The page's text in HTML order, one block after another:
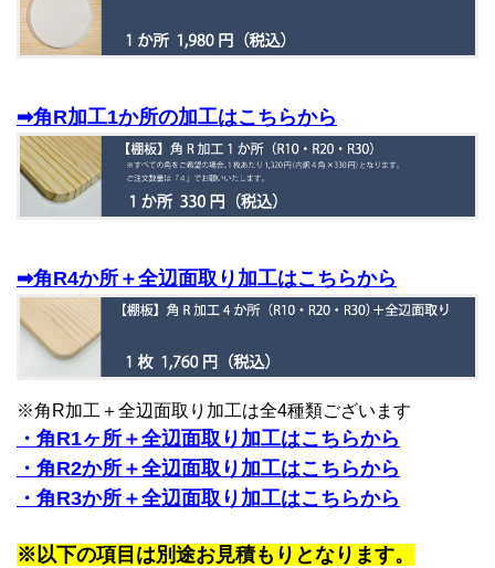
➡角R加工1か所の加工はこちらから
➡角R4か所＋全辺面取り加工はこちらから
※角R加工＋全辺面取り加工は全4種類ございます
・角R1ヶ所＋全辺面取り加工はこちらから
・角R2か所＋全辺面取り加工はこちらから
・角R3か所＋全辺面取り加工はこちらから
※以下の項目は別途お見積もりとなります。